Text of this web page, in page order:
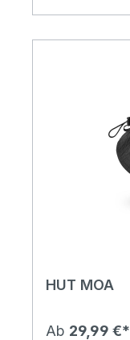
HUT MOA
Ab 29,99 €*